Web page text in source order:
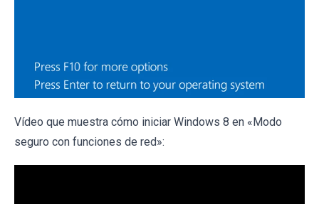
Vídeo que muestra cómo iniciar Windows 8 en «Modo
seguro con funciones de red»: